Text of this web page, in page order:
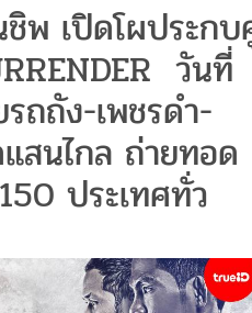
พ เปิดโผประก
วันที่
ถถัง-เพชรดำ-
สนไกล ถ่ายทอด
ประเทศทั่ว